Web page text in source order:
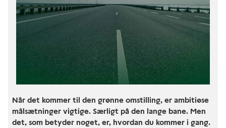
Når det kommer til den grønne omstilling, er ambitiøse
målsætninger vigtige. Særligt på den lange bane. Men
det, som betyder noget, er, hvordan du kommer i gang.